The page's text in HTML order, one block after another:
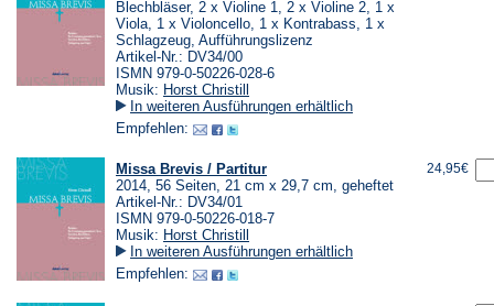
Blechbläser, 2 x Violine 1, 2 x Violine 2, 1 x
Viola, 1 x Violoncello, 1 x Kontrabass, 1 x
Schlagzeug, Aufführungslizenz
Artikel-Nr.: DV34/00
ISMN 979-0-50226-028-6
Musik: Horst Christill
In weiteren Ausführungen erhältlich
Empfehlen:
Missa Brevis / Partitur
2014, 56 Seiten, 21 cm x 29,7 cm, geheftet
Artikel-Nr.: DV34/01
ISMN 979-0-50226-018-7
Musik: Horst Christill
In weiteren Ausführungen erhältlich
Empfehlen:
24,95€